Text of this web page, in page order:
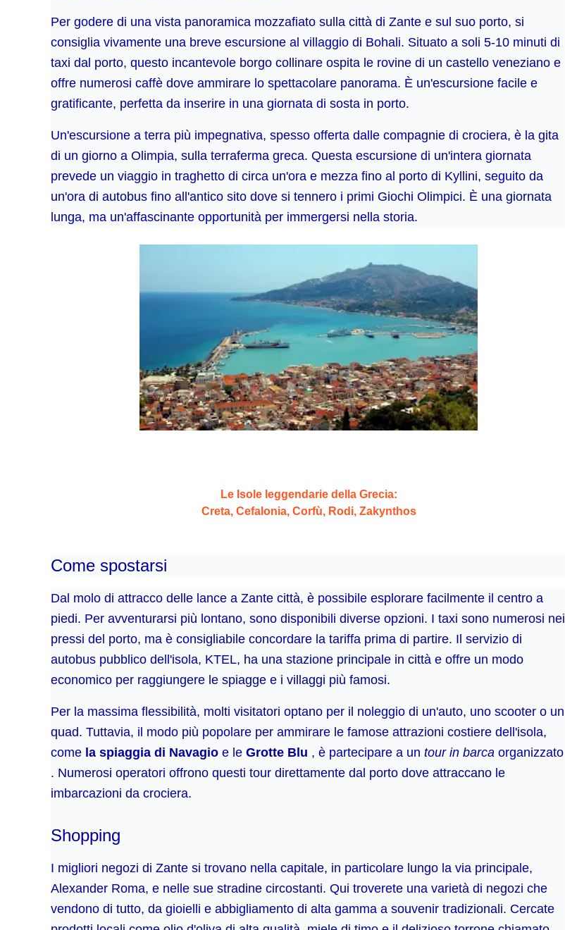
Per godere di una vista panoramica mozzafiato sulla città di Zante e sul suo porto, si
consiglia vivamente una breve escursione al villaggio di Bohali. Situato a soli 5-10 minuti di
taxi dal porto, questo incantevole borgo collinare ospita le rovine di un castello veneziano e
offre numerosi caffè dove ammirare lo spettacolare panorama. È un'escursione facile e
gratificante, perfetta da inserire in una giornata di sosta in porto.
Un'escursione a terra più impegnativa, spesso offerta dalle compagnie di crociera, è la gita
di un giorno a Olimpia, sulla terraferma greca. Questa escursione di un'intera giornata
prevede un viaggio in traghetto di circa un'ora e mezza fino al porto di Kyllini, seguito da
un'ora di autobus fino all'antico sito dove si tennero i primi Giochi Olimpici. È una giornata
lunga, ma un'affascinante opportunità per immergersi nella storia.
Le Isole leggendarie della Grecia:
Creta, Cefalonia, Corfù, Rodi, Zakynthos
Come spostarsi
Dal molo di attracco delle lance a Zante città, è possibile esplorare facilmente il centro a
piedi. Per avventurarsi più lontano, sono disponibili diverse opzioni. I taxi sono numerosi nei
pressi del porto, ma è consigliabile concordare la tariffa prima di partire. Il servizio di
autobus pubblico dell'isola, KTEL, ha una stazione principale in città e offre un modo
economico per raggiungere le spiagge e i villaggi più famosi.
Per la massima flessibilità, molti visitatori optano per il noleggio di un'auto, uno scooter o un
quad. Tuttavia, il modo più popolare per ammirare le famose attrazioni costiere dell'isola,
come la spiaggia di Navagio e le Grotte Blu , è partecipare a un tour in barca organizzato
. Numerosi operatori offrono questi tour direttamente dal porto dove attraccano le
imbarcazioni da crociera.
Shopping
I migliori negozi di Zante si trovano nella capitale, in particolare lungo la via principale,
Alexander Roma, e nelle sue stradine circostanti. Qui troverete una varietà di negozi che
vendono di tutto, da gioielli e abbigliamento di alta gamma a souvenir tradizionali. Cercate